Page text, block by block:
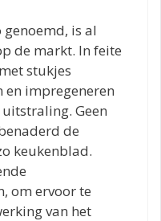
is al
de markt. In feite
stukjes
impregeneren
Geen
de
keukenblad.
om ervoor te
van het